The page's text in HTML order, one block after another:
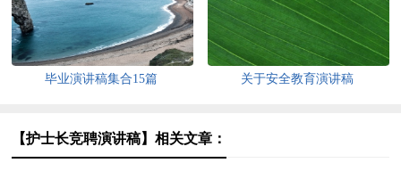
毕业演讲稿集合15篇 关于安全教育演讲稿
【护士长竞聘演讲稿】相关文章：